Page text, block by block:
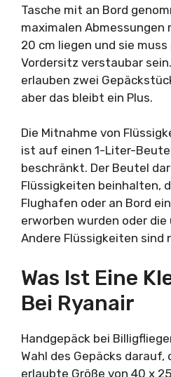
Tasche mit an Bord
maximalen Abmessungen
20 cm liegen und sie
Vordersitz verstaubar
erlauben zwei
aber das bleibt ein Plus.
Die Mitnahme von
ist auf einen 1-Liter-
beschränkt. Der Beutel
Flüssigkeiten beinhalten,
Flughafen oder an Bord
erworben wurden oder die
Andere Flüssigkeiten sind
Was Ist Eine
Bei Ryanair
Handgepäck bei
Wahl des Gepäcks darauf,
erlaubte Größe von 40 x